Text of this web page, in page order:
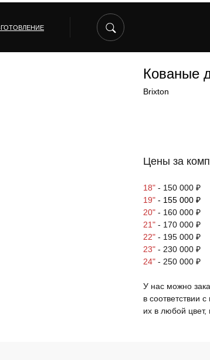
Кованые
Brixton
Цены за
18" - 150 000 ₽
19" - 155 000 ₽
20" - 160 000 ₽
21" - 170 000 ₽
22" - 195 000 ₽
23" - 230 000 ₽
24" - 250 000 ₽
У нас можно
в соответствии
их в любой цвет,